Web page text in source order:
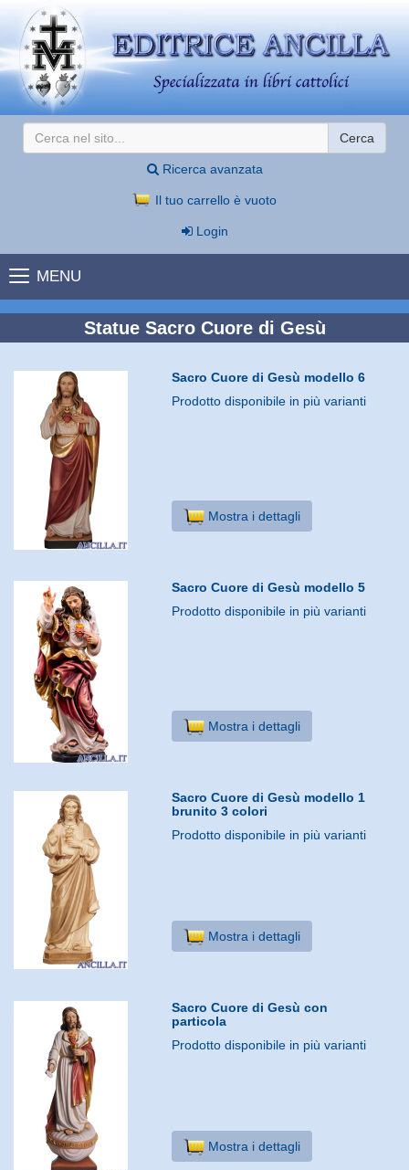
Cerca
Ricerca avanzata
Il tuo carrello è vuoto
Login
MENU
Statue Sacro Cuore di Gesù
Sacro Cuore di Gesù modello 6
Prodotto disponibile in più varianti
Mostra i dettagli
Sacro Cuore di Gesù modello 5
Prodotto disponibile in più varianti
Mostra i dettagli
Sacro Cuore di Gesù modello 1
brunito 3 colori
Prodotto disponibile in più varianti
Mostra i dettagli
Sacro Cuore di Gesù con
particola
Prodotto disponibile in più varianti
Mostra i dettagli